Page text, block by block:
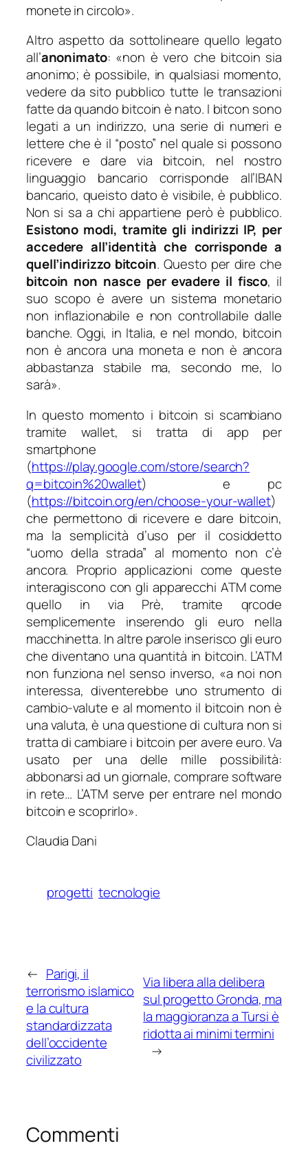
monete in circolo».
Altro aspetto da sottolineare quello legato
all’anonimato: «non è vero che bitcoin sia
anonimo; è possibile, in qualsiasi momento,
vedere da sito pubblico tutte le transazioni
fatte da quando bitcoin è nato. I bitcon sono
legati a un indirizzo, una serie di numeri e
lettere che è il “posto” nel quale si possono
ricevere e dare via bitcoin, nel nostro
linguaggio bancario corrisponde all’IBAN
bancario, queisto dato è visibile, è pubblico.
Non si sa a chi appartiene però è pubblico.
Esistono modi, tramite gli indirizzi IP, per
accedere all’identità che corrisponde a
quell’indirizzo bitcoin. Questo per dire che
bitcoin non nasce per evadere il fisco, il
suo scopo è avere un sistema monetario
non inflazionabile e non controllabile dalle
banche. Oggi, in Italia, e nel mondo, bitcoin
non è ancora una moneta e non è ancora
abbastanza stabile ma, secondo me, lo
sarà».
In questo momento i bitcoin si scambiano
tramitewallet, si tratta di app per
smartphone
(https://play.google.com/store/search?
q=bitcoin%20wallet) e pc
(https://bitcoin.org/en/choose-your-wallet)
che permettono di ricevere e dare bitcoin,
ma la semplicità d’uso per il cosiddetto
“uomo della strada” al momento non c’è
ancora. Proprio applicazioni come queste
interagiscono con gli apparecchi ATM come
quello in via Prè, tramite qrcode
semplicemente inserendo gli euro nella
macchinetta. In altre parole inserisco gli euro
che diventano una quantità in bitcoin. L’ATM
non funziona nel senso inverso, «a noi non
interessa, diventerebbe uno strumento di
cambio-valute e al momento il bitcoin non è
una valuta, è una questione di cultura non si
tratta di cambiare i bitcoin per avere euro. Va
usato per una delle mille possibilità:
abbonarsi ad un giornale, comprare software
in rete… L’ATM serve per entrare nel mondo
bitcoin e scoprirlo».
Claudia Dani
progetti tecnologie
← Parigi, il
terrorismo islamico
e la cultura
standardizzata
dell’occidente
civilizzato
Via libera alla delibera
sul progetto Gronda, ma
la maggioranza a Tursi è
ridotta ai minimi termini
→
Commenti